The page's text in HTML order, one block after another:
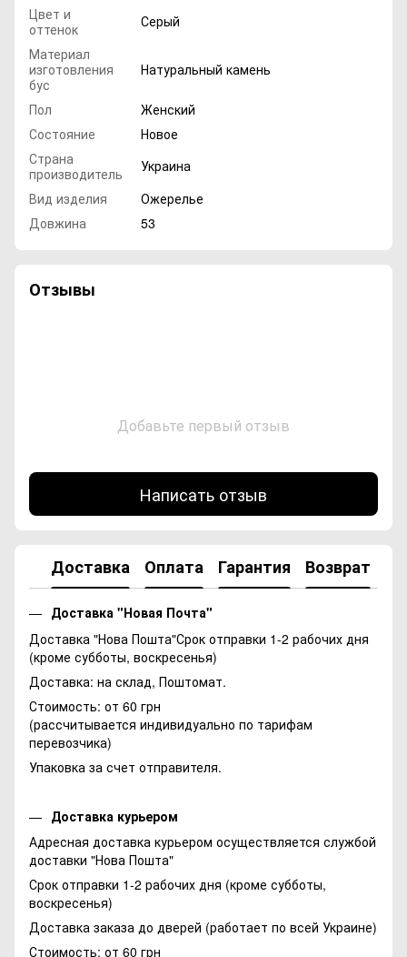
Цвет и
оттенок
Серый
Материал
изготовления
бус
Натуральный камень
Пол
Женский
Состояние
Новое
Страна
производитель
Украина
Вид изделия
Ожерелье
Довжина
53
Отзывы
Добавьте первый отзыв
Написать отзыв
Доставка Оплата Гарантия Возврат
Доставка "Новая Почта"
Доставка "Нова Пошта"Срок отправки 1-2 рабочих дня
(кроме субботы, воскресенья)
Доставка: на склад, Поштомат.
Стоимость: от 60 грн
(рассчитывается индивидуально по тарифам
перевозчика)
Упаковка за счет отправителя.
Доставка курьером
Адресная доставка курьером осуществляется службой
доставки "Нова Пошта"
Срок отправки 1-2 рабочих дня (кроме субботы,
воскресенья)
Доставка заказа до дверей (работает по всей Украине)
Стоимость: от 60 грн